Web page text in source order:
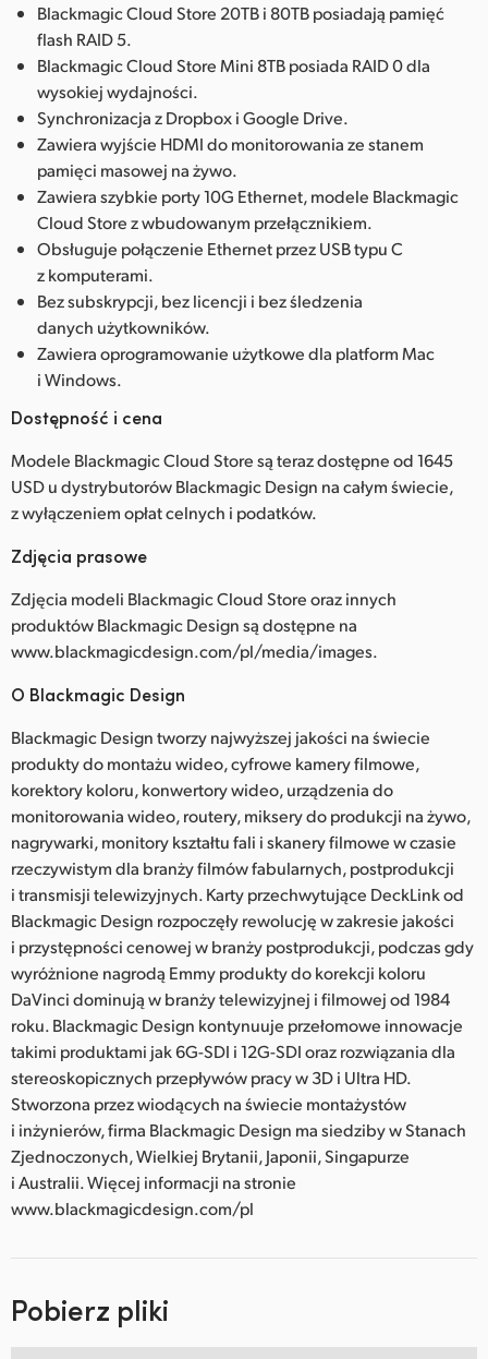
Blackmagic Cloud Store 20TB i 80TB posiadają pamięć
flash RAID 5.
Blackmagic Cloud Store Mini 8TB posiada RAID 0 dla
wysokiej wydajności.
Synchronizacja z Dropbox i Google Drive.
Zawiera wyjście HDMI do monitorowania ze stanem
pamięci masowej na żywo.
Zawiera szybkie porty 10G Ethernet, modele Blackmagic
Cloud Store z wbudowanym przełącznikiem.
Obsługuje połączenie Ethernet przez USB typu C
z komputerami.
Bez subskrypcji, bez licencji i bez śledzenia
danych użytkowników.
Zawiera oprogramowanie użytkowe dla platform Mac
i Windows.
Dostępność i cena
Modele Blackmagic Cloud Store są teraz dostępne od 1645
USD u dystrybutorów Blackmagic Design na całym świecie,
z wyłączeniem opłat celnych i podatków.
Zdjęcia prasowe
Zdjęcia modeli Blackmagic Cloud Store oraz innych
produktów Blackmagic Design są dostępne na
www.blackmagicdesign.com/pl/media/images.
O Blackmagic Design
Blackmagic Design tworzy najwyższej jakości na świecie
produkty do montażu wideo, cyfrowe kamery filmowe,
korektory koloru, konwertory wideo, urządzenia do
monitorowania wideo, routery, miksery do produkcji na żywo,
nagrywarki, monitory kształtu fali i skanery filmowe w czasie
rzeczywistym dla branży filmów fabularnych, postprodukcji
i transmisji telewizyjnych. Karty przechwytujące DeckLink od
Blackmagic Design rozpoczęły rewolucję w zakresie jakości
i przystępności cenowej w branży postprodukcji, podczas gdy
wyróżnione nagrodą Emmy produkty do korekcji koloru
DaVinci dominują w branży telewizyjnej i filmowej od 1984
roku. Blackmagic Design kontynuuje przełomowe innowacje
takimi produktami jak 6G-SDI i 12G-SDI oraz rozwiązania dla
stereoskopicznych przepływów pracy w 3D i Ultra HD.
Stworzona przez wiodących na świecie montażystów
i inżynierów, firma Blackmagic Design ma siedziby w Stanach
Zjednoczonych, Wielkiej Brytanii, Japonii, Singapurze
i Australii. Więcej informacji na stronie
www.blackmagicdesign.com/pl
Pobierz pliki